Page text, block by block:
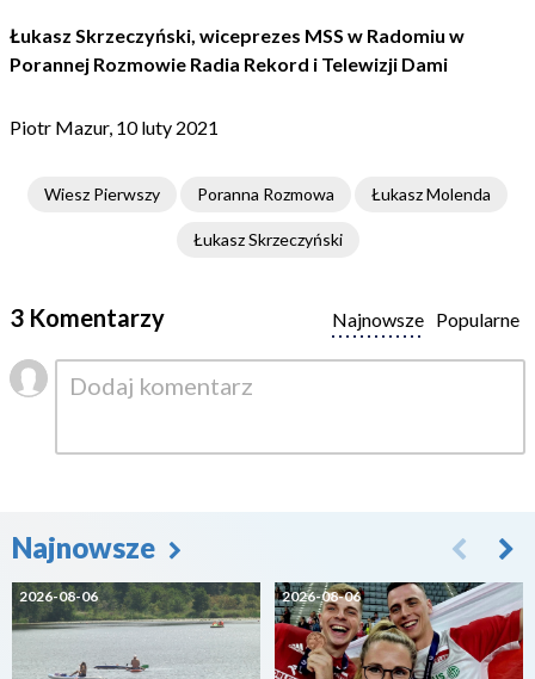
Łukasz Skrzeczyński, wiceprezes MSS w Radomiu w
Porannej Rozmowie Radia Rekord i Telewizji Dami
Piotr Mazur, 10 luty 2021
Wiesz Pierwszy Poranna Rozmowa Łukasz Molenda
Łukasz Skrzeczyński
3 Komentarzy Popularne
Najnowsze
Najnowsze
2026-08-06 2026-08-06